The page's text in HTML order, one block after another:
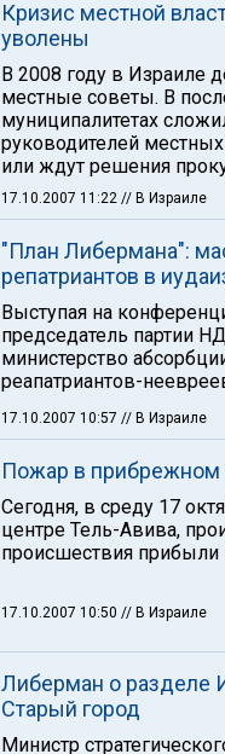
Кризис местной
уволены
В 2008 году в Израиле
местные советы. В
муниципалитетах
руководителей
или ждут решения
17.10.2007 11:22 // В Израиле
"План Либермана":
репатриантов в
Выступая на
председатель партии
министерство
реапатриантов-
17.10.2007 10:57 // В Израиле
Пожар в прибрежном
Сегодня, в среду 17
центре Тель-Авива,
происшествия
17.10.2007 10:50 // В Израиле
Либерман о разделе
Старый город
Министр